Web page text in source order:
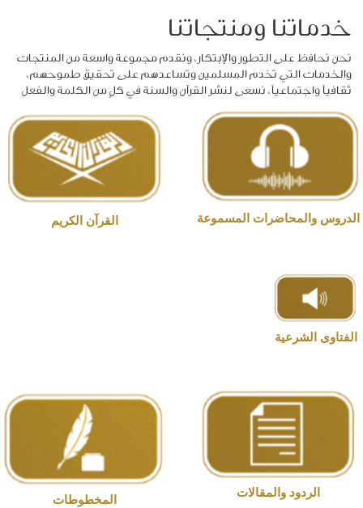
خدماتنا ومنتجاتنا
نحن نحافظ على التطور والإبتكار، ونقدم مجموعة واسعة من المنتجات
والخدمات التي تخدم المسلمين وتساعدهم على تحقيق طموحهم،
ثقافياً واجتماعياً، نسعى لنشر القرآن والسنة في كلٍ من الكلمة والفعل
والمحاضرات المسموعة القرآن الكريم
الشرعية
الردود والمقالات
المخطوطات